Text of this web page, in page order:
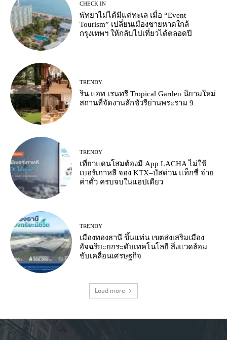
CHECK IN
พัทยาไม่ได้มีแค่ทะเล เมื่อ “Event
Tourism” เปลี่ยนเมืองชายหาดใกล้
กรุงเทพฯ ให้กลับไปเที่ยวได้ตลอดปี
TRENDY
ริน แอท เรนทรี Tropical Garden นิยามใหม่
สถานที่จัดงานลักชัวรีย่านพระราม 9
TRENDY
เที่ยวแดนโสมต้องมี App LACHA ไม่ใช้
เบอร์เกาหลี จอง KTX–บัสด่วน แท็กซี่ จ่าย
ค่าตั๋ว ครบจบในแอปเดียว
TRENDY
เมืองทองธานี ขึ้นแท่น เขตส่งเสริมเมือง
อัจฉริยะยกระดับเทคโนโลยี สิ่งแวดล้อม
ขับเคลื่อนเศรษฐกิจ
Load more